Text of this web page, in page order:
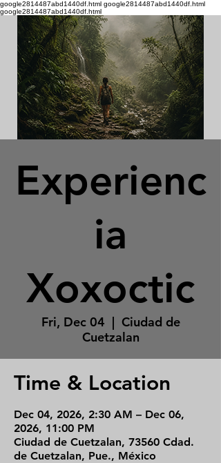
google2814487abd1440df.html google2814487abd1440df.html
google2814487abd1440df.html
Experienc
ia
Xoxoctic
Fri, Dec 04
  |
Ciudad de
Cuetzalan
Time & Location
Dec 04, 2026, 2:30 AM – Dec 06,
2026, 11:00 PM
Ciudad de Cuetzalan, 73560 Cdad.
de Cuetzalan, Pue., México